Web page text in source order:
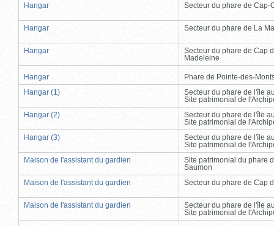
Hangar Secteur du phare de Cap-
Hangar Secteur du phare de La
Hangar
Secteur du phare de Cap
Madeleine
Hangar
Phare de Pointe-des-
Hangar (1)
Secteur du phare de l'île
Site patrimonial de
Hangar (2)
Secteur du phare de l'île
Site patrimonial de
Hangar (3)
Secteur du phare de l'île
Site patrimonial de
Maison de l'assistant du gardien
Site patrimonial du phare
Saumon
Maison de l'assistant du gardien
Secteur du phare de Cap
Maison de l'assistant du gardien
Secteur du phare de l'île
Site patrimonial de